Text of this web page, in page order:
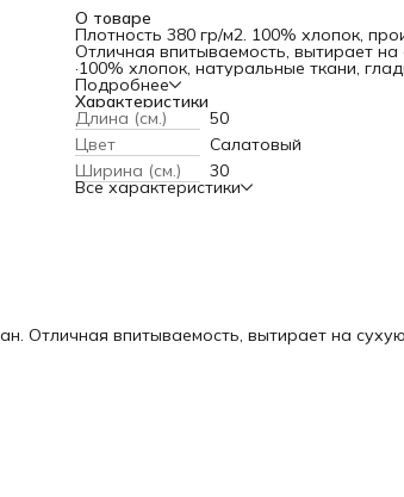
О товаре
Плотность 380 гр/м2. 100% хлопок,
Отличная впитываемость, вытирает
·100% хлопок, натуральные ткани,
·мягкие, нежные,
·высокая впитываемость, быстро сохнут,
·большая цветовая гамма, от теплых
·легкий уход, комфорт в использовании.
Подробнее
Характеристики
Длина (см.)
50
Цвет
Салатовый
Ширина (см.)
30
Все характеристики
Отличная впитываемость, вытирает на